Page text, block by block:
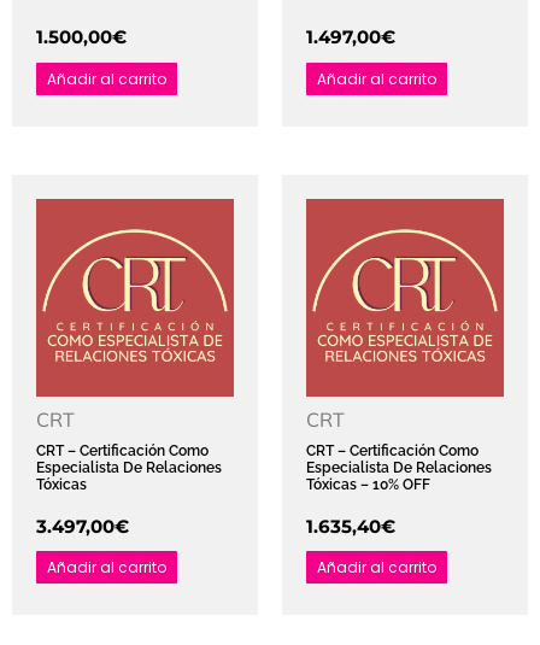
1.500,00€
Añadir al carrito
1.497,00€
Añadir al carrito
CRT
CRT – Certificación Como
Especialista De Relaciones
Tóxicas
3.497,00€
Añadir al carrito
CRT
CRT – Certificación Como
Especialista De Relaciones
Tóxicas – 10% OFF
1.635,40€
Añadir al carrito